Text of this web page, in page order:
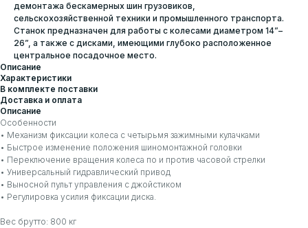
демонтажа бескамерных шин грузовиков,
сельскохозяйственной техники и промышленного транспорта.
Станок предназначен для работы с колесами диаметром 14”–
26”, а также с дисками, имеющими глубоко расположенное
центральное посадочное место.
Описание
Характеристики
В комплекте поставки
Доставка и оплата
Описание
Особенности
• Механизм фиксации колеса с четырьмя зажимными кулачками
• Быстрое изменение положения шиномонтажной головки
• Переключение вращения колеса по и против часовой стрелки
• Универсальный гидравлический привод
• Выносной пульт управления с джойстиком
• Регулировка усилия фиксации диска.
Вес брутто: 800 кг